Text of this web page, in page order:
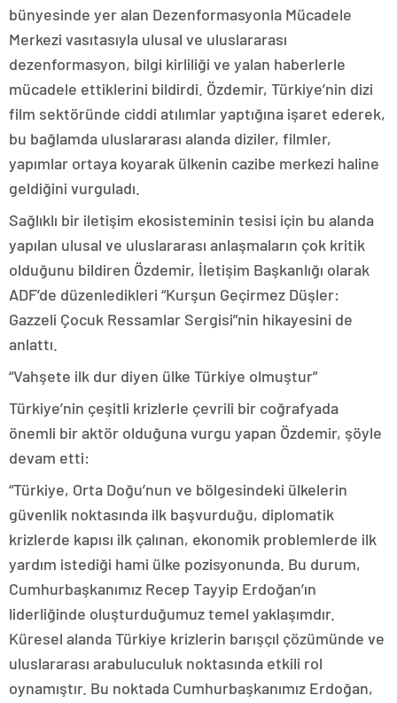
bünyesinde yer alan Dezenformasyonla Mücadele
Merkezi vasıtasıyla ulusal ve uluslararası
dezenformasyon, bilgi kirliliği ve yalan haberlerle
mücadele ettiklerini bildirdi. Özdemir, Türkiye’nin dizi
film sektöründe ciddi atılımlar yaptığına işaret ederek,
bu bağlamda uluslararası alanda diziler, filmler,
yapımlar ortaya koyarak ülkenin cazibe merkezi haline
geldiğini vurguladı.
Sağlıklı bir iletişim ekosisteminin tesisi için bu alanda
yapılan ulusal ve uluslararası anlaşmaların çok kritik
olduğunu bildiren Özdemir, İletişim Başkanlığı olarak
ADF’de düzenledikleri “Kurşun Geçirmez Düşler:
Gazzeli Çocuk Ressamlar Sergisi”nin hikayesini de
anlattı.
“Vahşete ilk dur diyen ülke Türkiye olmuştur”
Türkiye’nin çeşitli krizlerle çevrili bir coğrafyada
önemli bir aktör olduğuna vurgu yapan Özdemir, şöyle
devam etti:
“Türkiye, Orta Doğu’nun ve bölgesindeki ülkelerin
güvenlik noktasında ilk başvurduğu, diplomatik
krizlerde kapısı ilk çalınan, ekonomik problemlerde ilk
yardım istediği hami ülke pozisyonunda. Bu durum,
Cumhurbaşkanımız Recep Tayyip Erdoğan’ın
liderliğinde oluşturduğumuz temel yaklaşımdır.
Küresel alanda Türkiye krizlerin barışçıl çözümünde ve
uluslararası arabuluculuk noktasında etkili rol
oynamıştır. Bu noktada Cumhurbaşkanımız Erdoğan,